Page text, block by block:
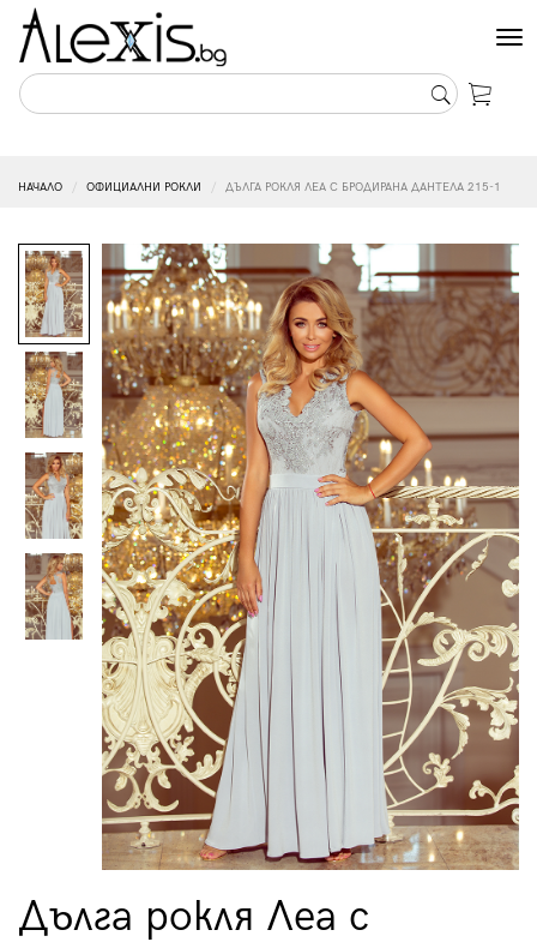
НАЧАЛО ОФИЦИАЛНИ РОКЛИ ДЪЛГА РОКЛЯ ЛЕА С БРОДИРАНА ДАНТЕЛА 215-1
Дълга рокля Леа с